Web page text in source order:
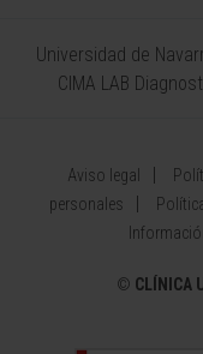
Universidad de
CIMA LAB
Aviso legal
personales
© CLÍNICA